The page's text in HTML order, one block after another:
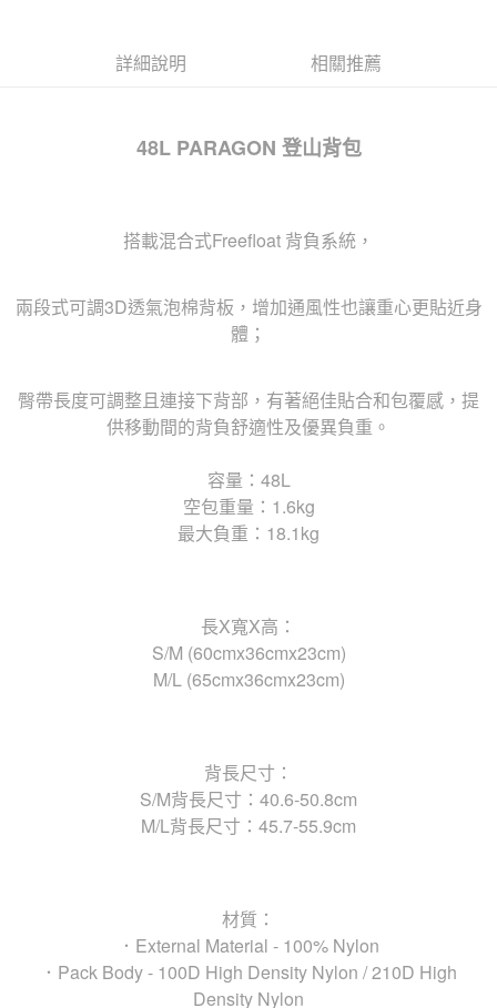
詳細說明 相關推薦
48L PARAGON 登山背包
搭載混合式Freefloat 背負系統，
兩段式可調3D透氣泡棉背板，增加通風性也讓重心更貼近身
體；
臀帶長度可調整且連接下背部，有著絕佳貼合和包覆感，提
供移動間的背負舒適性及優異負重。
容量：48L
空包重量：1.6kg
最大負重：18.1kg
長X寬X高：
S/M (60cmx36cmx23cm)
M/L (65cmx36cmx23cm)
背長尺寸：
S/M背長尺寸：40.6-50.8cm
M/L背長尺寸：45.7-55.9cm
材質：
．External Material - 100% Nylon
．Pack Body - 100D High Density Nylon / 210D High
Density Nylon